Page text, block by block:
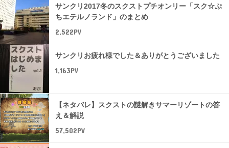
サンクリ2017冬のスクストプチオンリー「スク☆ぷ
ちエテルノランド」のまとめ
2,522PV
サンクリお疲れ様でした＆ありがとうございました
1,163PV
【ネタバレ】スクストの謎解きサマーリゾートの答
え＆解説
57,502PV